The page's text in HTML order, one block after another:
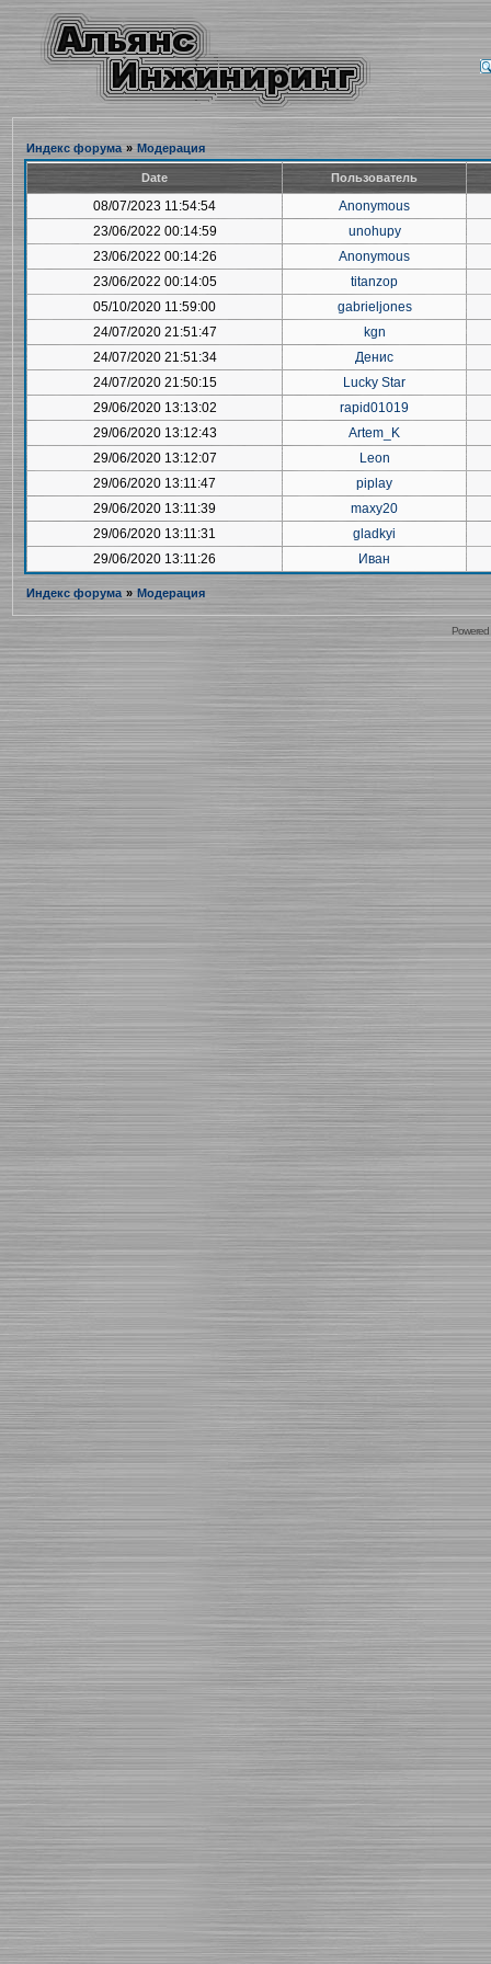
Индекс форума » Модерация
Date Пользователь
08/07/2023 11:54:54
Anonymous
23/06/2022 00:14:59
unohupy
23/06/2022 00:14:26
Anonymous
23/06/2022 00:14:05
titanzop
05/10/2020 11:59:00
gabrieljones
24/07/2020 21:51:47
kgn
24/07/2020 21:51:34
Денис
24/07/2020 21:50:15
Lucky Star
29/06/2020 13:13:02
rapid01019
29/06/2020 13:12:43
Artem_K
29/06/2020 13:12:07
Leon
29/06/2020 13:11:47
piplay
29/06/2020 13:11:39
maxy20
29/06/2020 13:11:31
gladkyi
29/06/2020 13:11:26
Иван
Индекс форума » Модерация